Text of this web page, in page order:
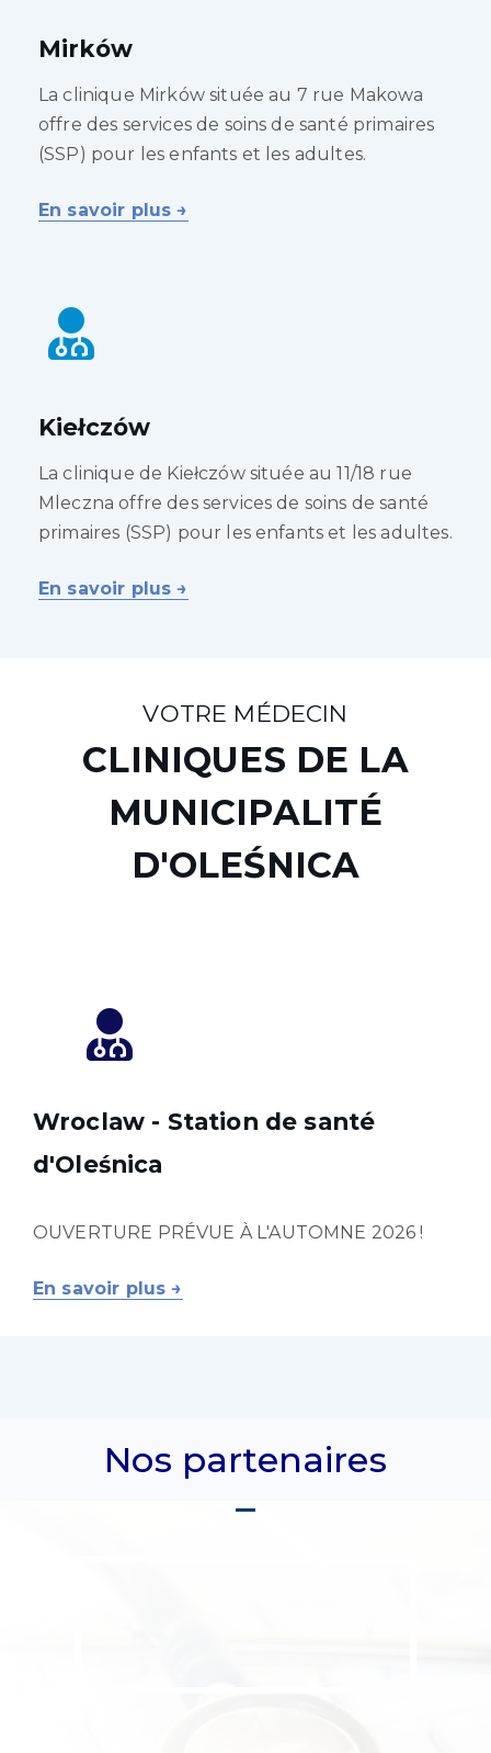
Mirków
La clinique Mirków située au 7 rue Makowa
offre des services de soins de santé primaires
(SSP) pour les enfants et les adultes.
En savoir plus →
Kiełczów
La clinique de Kiełczów située au 11/18 rue
Mleczna offre des services de soins de santé
primaires (SSP) pour les enfants et les adultes.
En savoir plus →
VOTRE MÉDECIN
CLINIQUES DE LA
MUNICIPALITÉ
D'OLEŚNICA
Wroclaw - Station de santé
d'Oleśnica
OUVERTURE PRÉVUE À L'AUTOMNE 2026 !
En savoir plus →
Nos partenaires